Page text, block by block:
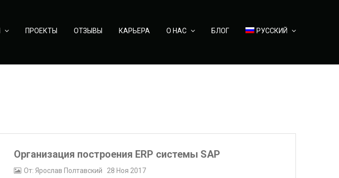
ПРОЕКТЫ ОТЗЫВЫ КАРЬЕРА О НАС БЛОГ РУССКИЙ
Организация построения ERP системы SAP
От: Ярослав Полтавский
28 Ноя 2017